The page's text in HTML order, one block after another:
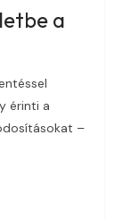
a
érinti a
–